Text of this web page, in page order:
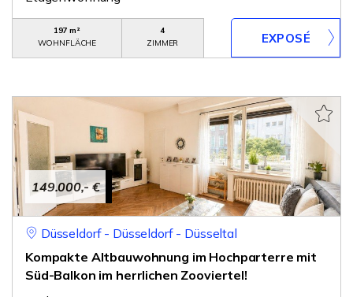
197 m²
WOHNFLÄCHE
4
ZIMMER
149.000,- €
Düsseldorf - Düsseldorf - Düsseltal
Kompakte Altbauwohnung im Hochparterre mit
Süd-Balkon im herrlichen Zooviertel!